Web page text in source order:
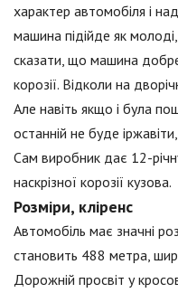
характер автомобіля і
машина підійде як
сказати, що машина
корозії. Відколи на
Але навіть якщо і була
останній не буде
Сам виробник дає 12-
наскрізної корозії кузова.
Розміри, кліренс
Автомобіль має значні
становить 488 метра,
Дорожній просвіт у